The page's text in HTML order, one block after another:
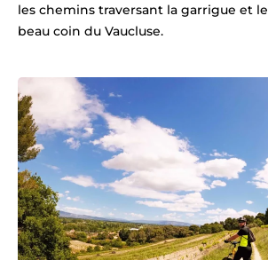
les chemins traversant la garrigue et
beau coin du Vaucluse.